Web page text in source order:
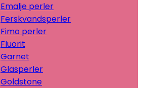
Emalje perler
Ferskvandsperler
Fimo perler
Fluorit
Garnet
Glasperler
Goldstone